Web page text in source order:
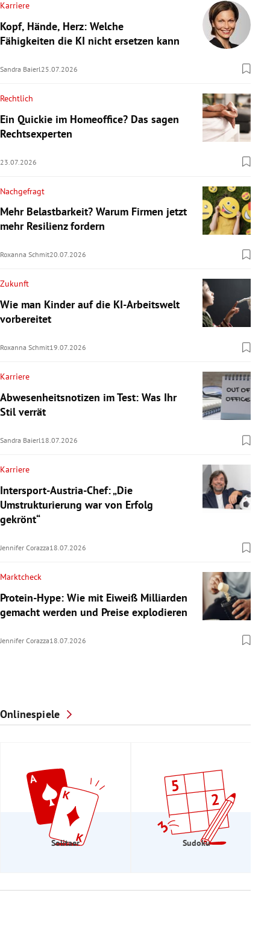
Karriere
Kopf, Hände, Herz: Welche
Fähigkeiten die KI nicht ersetzen kann
Sandra Baierl 25.07.2026
Rechtlich
Ein Quickie im Homeoffice? Das sagen
Rechtsexperten
23.07.2026
Nachgefragt
Mehr Belastbarkeit? Warum Firmen jetzt
mehr Resilienz fordern
Roxanna Schmit20.07.2026
Zukunft
Wie man Kinder auf die KI-Arbeitswelt
vorbereitet
Roxanna Schmit19.07.2026
Karriere
Abwesenheitsnotizen im Test: Was Ihr
Stil verrät
Sandra Baierl18.07.2026
Karriere
Intersport-Austria-Chef: „Die
Umstrukturierung war von Erfolg
gekrönt“
Jennifer Corazza18.07.2026
Marktcheck
Protein-Hype: Wie mit Eiweiß Milliarden
gemacht werden und Preise explodieren
Jennifer Corazza18.07.2026
Onlinespiele
Solitaer Sudoku